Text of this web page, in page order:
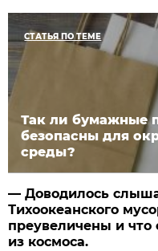
СТАТЬЯ ПО ТЕМЕ
Так ли бумажные
безопасны для
среды?
— Доводилось
Тихоокеанского
преувеличены и что
из космоса.